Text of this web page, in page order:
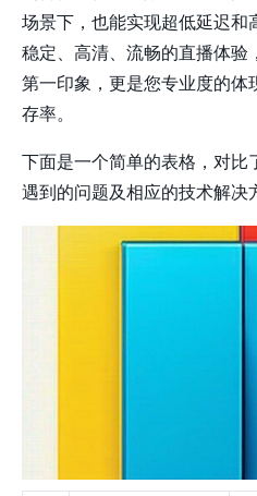
场景下，也能实现超低延迟和
稳定、高清、流畅的直播体验
第一印象，更是您专业度的体
存率。
下面是一个简单的表格，对比
遇到的问题及相应的技术解决